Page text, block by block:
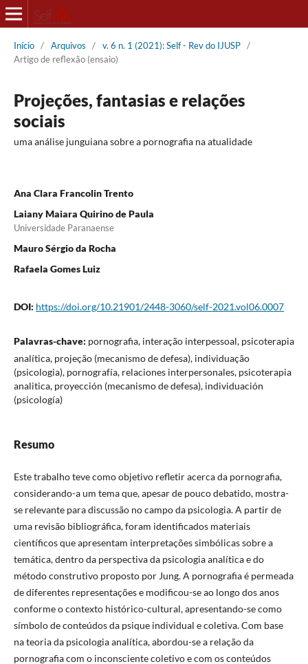
Início / Arquivos / v. 6 n. 1 (2021): Self - Rev do IJUSP /
Artigo de reflexão (ensaio)
Projeções, fantasias e relações
sociais
uma análise junguiana sobre a pornografia na atualidade
Ana Clara Francolin Trento
Laiany Maiara Quirino de Paula
Universidade Paranaense
Mauro Sérgio da Rocha
Rafaela Gomes Luiz
DOI: https://doi.org/10.21901/2448-3060/self-2021.vol06.0007
Palavras-chave: pornografia, interação interpessoal, psicoterapia
analítica, projeção (mecanismo de defesa), individuação
(psicologia), pornografía, relaciones interpersonales, psicoterapia
analitica, proyección (mecanismo de defesa), individuación
(psicología)
Resumo
Este trabalho teve como objetivo refletir acerca da pornografia,
considerando-a um tema que, apesar de pouco debatido, mostra-
se relevante para discussão no campo da psicologia. A partir de
uma revisão bibliográfica, foram identificados materiais
científicos que apresentam interpretações simbólicas sobre a
temática, dentro da perspectiva da psicologia analítica e do
método construtivo proposto por Jung. A pornografia é permeada
de diferentes representações e modificou-se ao longo dos anos
conforme o contexto histórico-cultural, apresentando-se como
símbolo de conteúdos da psique individual e coletiva. Com base
na teoria da psicologia analítica, abordou-se a relação da
pornografia com o inconsciente coletivo e com os conteúdos